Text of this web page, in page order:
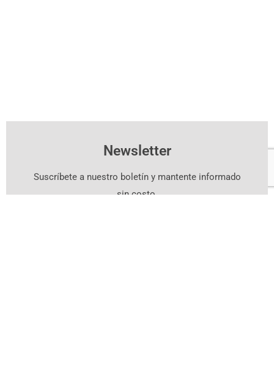
Newsletter
Suscríbete a nuestro boletín y mantente informado
sin costo.